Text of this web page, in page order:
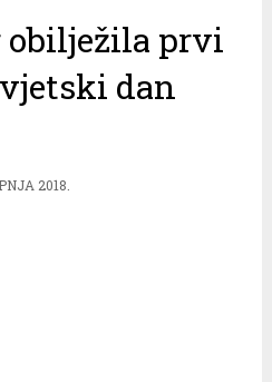
obilježila prvi
dan
2018.